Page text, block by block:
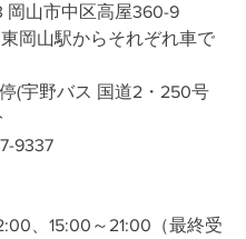
岡山市中区高屋360-9
岡山駅からそれぞれ車で
(宇野バス 国道2・250号
9337
、15:00～21:00（最終受